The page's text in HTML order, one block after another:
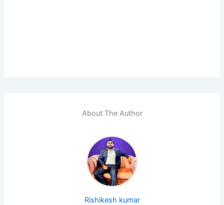
About The Author
Rishikesh kumar